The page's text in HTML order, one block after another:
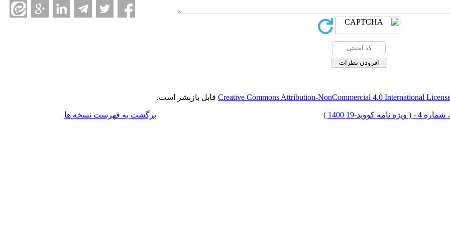
Creative Commons Attribution-NonCommercial 4.0 International قابل بازنشر است.
برگشت به فهرست نسخه ها